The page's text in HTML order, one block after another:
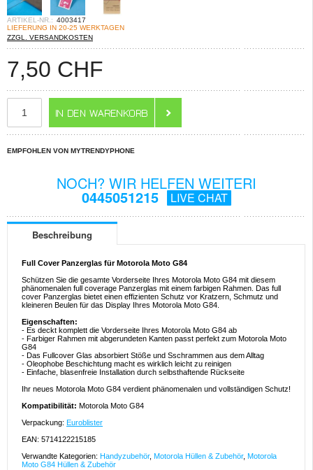
ARTIKEL-NR.: 4003417
LIEFERUNG IN 20-25 WERKTAGEN
ZZGL. VERSANDKOSTEN
7,50 CHF
EMPFOHLEN VON MYTRENDYPHONE
NOCH? WIR HELFEN WEITERI
0445051215 LIVE CHAT
Beschreibung
Full Cover Panzerglas für Motorola Moto G84
Schützen Sie die gesamte Vorderseite Ihres Motorola Moto G84 mit diesem
phänomenalen full coverage Panzerglas mit einem farbigen Rahmen. Das full
cover Panzerglas bietet einen effizienten Schutz vor Kratzern, Schmutz und
kleineren Beulen für das Display Ihres Motorola Moto G84.
Eigenschaften:
- Es deckt komplett die Vorderseite Ihres Motorola Moto G84 ab
- Farbiger Rahmen mit abgerundeten Kanten passt perfekt zum Motorola Moto
G84
- Das Fullcover Glas absorbiert Stöße und Sschrammen aus dem Alltag
- Oleophobe Beschichtung macht es wirklich leicht zu reinigen
- Einfache, blasenfreie Installation durch selbsthaftende Rückseite
Ihr neues Motorola Moto G84 verdient phänomenalen und vollständigen Schutz!
Kompatibilität: Motorola Moto G84
Verpackung: Euroblister
EAN: 5714122215185
Verwandte Kategorien: Handyzubehör, Motorola Hüllen & Zubehör, Motorola
Moto G84 Hüllen & Zubehör